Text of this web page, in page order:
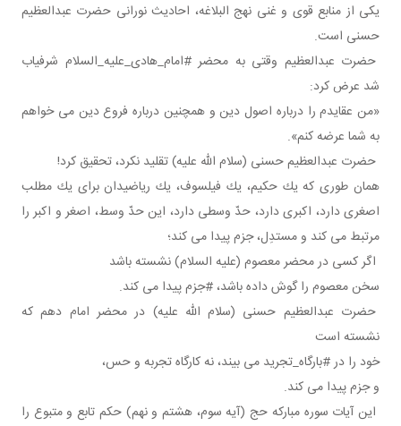
یكی از منابع قوی و غنی نهج البلاغه، احادیث نورانی حضرت عبدالعظیم
حسنی است.
حضرت عبدالعظیم وقتی به محضر #امام_هادی_علیه_السلام شرفیاب
شد عرض كرد:
«من عقایدم را درباره اصول دین و همچنین درباره فروع دین می خواهم
به شما عرضه كنم».
حضرت عبدالعظیم حسنی (سلام الله علیه) تقلید نكرد، تحقیق كرد!
همان طوری كه یك حكیم، یك فیلسوف، یك ریاضیدان برای یك مطلب
اصغری دارد، اكبری دارد، حدّ وسطی دارد، این حدّ وسط، اصغر و اكبر را
مرتبط می كند و مستدِل، جزم پیدا می كند؛
اگر كسی در محضر معصوم (علیه السلام) نشسته باشد
سخن معصوم را گوش داده باشد، #جزم پیدا می كند.
حضرت عبدالعظیم حسنی (سلام الله علیه) در محضر امام دهم كه
نشسته است
خود را در #بارگاه_تجرید می بیند، نه كارگاه تجربه و حس،
و جزم پیدا می كند.
این آیات سوره مباركه حج (آیه سوم، هشتم و نهم) حكم تابع و متبوع را